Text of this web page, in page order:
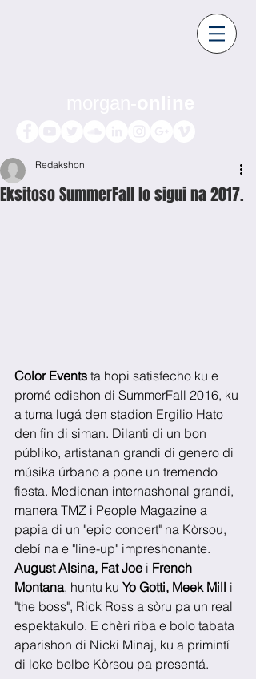
Eksitoso SummerFall lo sigui na 2017.
Redakshon
Color Events ta hopi satisfecho ku e
promé edishon di SummerFall 2016, ku
a tuma lugá den stadion Ergilio Hato
den fin di siman. Dilanti di un bon
públiko, artistanan grandi di genero di
músika úrbano a pone un tremendo
fiesta. Medionan internashonal grandi,
manera TMZ i People Magazine a
papia di un "epic concert" na Kòrsou,
debí na e "line-up" impreshonante.
August Alsina, Fat Joe i French
Montana, huntu ku Yo Gotti, Meek Mill i
"the boss", Rick Ross a sòru pa un real
espektakulo. E chèri riba e bolo tabata
aparishon di Nicki Minaj, ku a primintí
di loke bolbe Kòrsou pa presentá.